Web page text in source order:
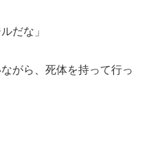
だな」
がら、死体を持って行っ